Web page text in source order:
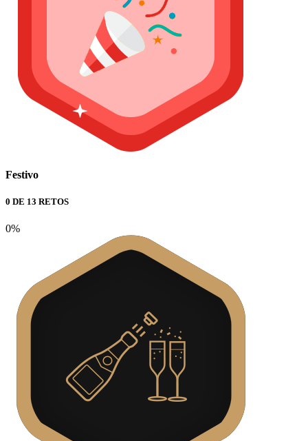
Festivo
0 DE 13 RETOS
0%